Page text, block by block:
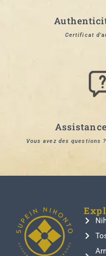
Certificat
Vous avez des questions